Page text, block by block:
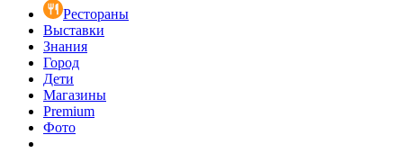
Рестораны
Выставки
Знания
Город
Дети
Магазины
Premium
Фото